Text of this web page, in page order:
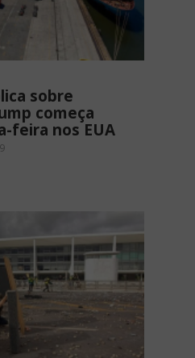
sobre
começa
feira nos EUA